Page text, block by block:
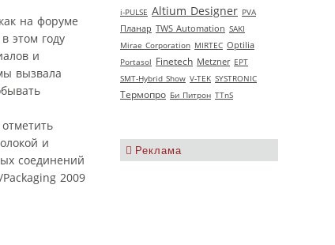
i-PULSE Altium Designer PVA
Планар TWS Automation SAKI
Mirae Corporation MIRTEC Optilia
Portasol Finetech Metzner EPT
SMT-Hybrid Show V‑TEK SYSTRONIC
Термопро Би Питрон TTnS
Реклама
на форуме
этом году
и
вызвала
и
соединений
2009